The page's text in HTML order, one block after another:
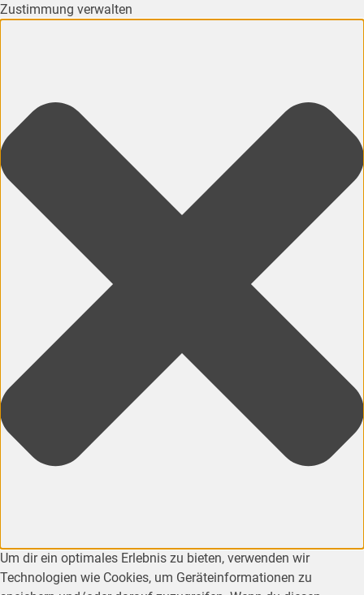
Zustimmung verwalten
Um dir ein optimales Erlebnis zu bieten, verwenden wir
Technologien wie Cookies, um Geräteinformationen zu